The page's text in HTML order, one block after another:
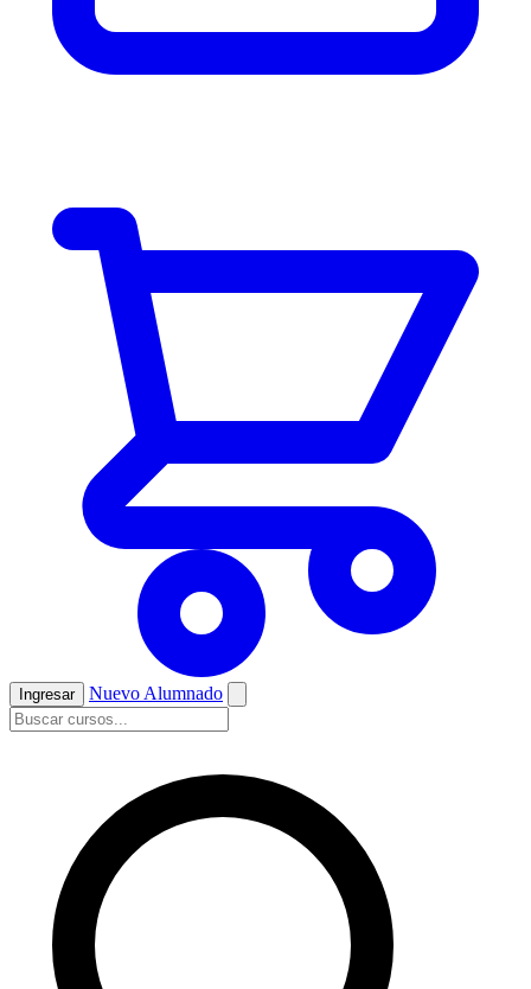
Ingresar Nuevo Alumnado